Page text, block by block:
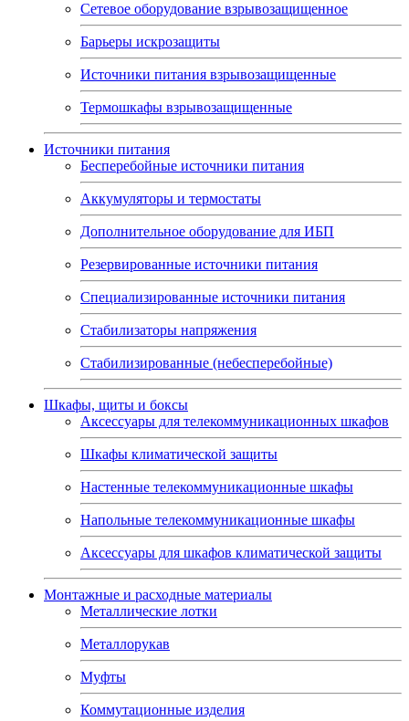
Сетевое оборудование взрывозащищенное
Барьеры искрозащиты
Источники питания взрывозащищенные
Термошкафы взрывозащищенные
Источники питания
Бесперебойные источники питания
Аккумуляторы и термостаты
Дополнительное оборудование для ИБП
Резервированные источники питания
Специализированные источники питания
Стабилизаторы напряжения
Стабилизированные (небесперебойные)
Шкафы, щиты и боксы
Аксессуары для телекоммуникационных шкафов
Шкафы климатической защиты
Настенные телекоммуникационные шкафы
Напольные телекоммуникационные шкафы
Аксессуары для шкафов климатической защиты
Монтажные и расходные материалы
Металлические лотки
Металлорукав
Муфты
Коммутационные изделия